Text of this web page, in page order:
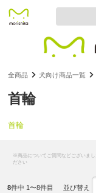
全商品 犬向け商品一覧
首輪
首輪
8件中 1〜8件目 並び替え